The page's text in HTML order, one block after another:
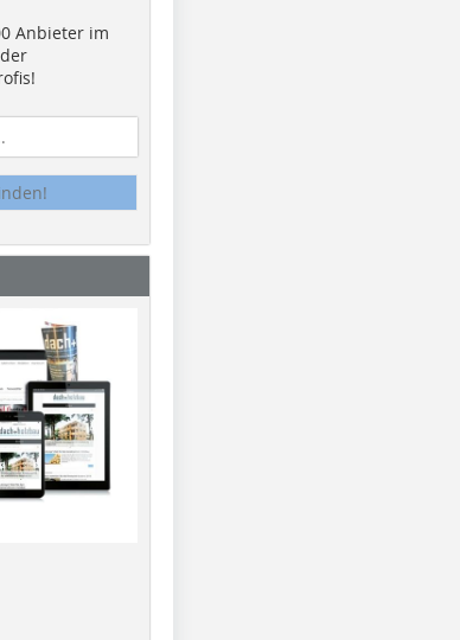
Anbieter im
der